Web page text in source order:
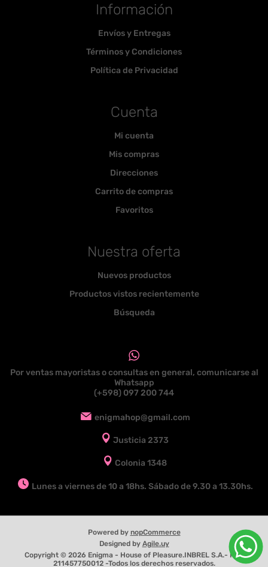
Información
Envíos y Entregas
Términos y Condiciones
Política de Privacidad
Cuenta
Mi cuenta
Mis compras
Direcciones
Carrito de compras
Favoritos
Nuestra oferta
Nuevos productos
Productos vistos recientemente
Búsqueda
Por ventas mayoristas o consultas en general, comunicarse al
Whatsapp
(+598) 097 200 744
enigmahop@gmail.com
Justicia 2373
Colonia 1348
Lunes a viernes de 10 a 18hs. Sábado de 9.30 a 13.30hs.
Powered by nopCommerce
Designed by Agile.uy
Copyright © 2026 Enigma - House of Pleasure.INBREL S.A.- RUT
211457750012 -Todos los derechos reservados.